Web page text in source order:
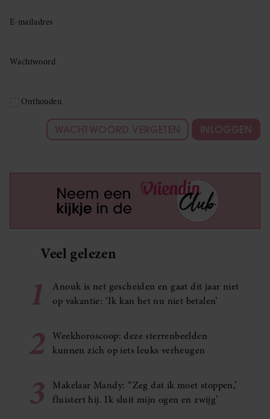
E-mailadres
Wachtwoord
Onthouden
WACHTWOORD VERGETEN INLOGGEN
Veel gelezen
1
Anouk is net gescheiden en gaat dit jaar niet
op vakantie: ‘Ik kan het nu niet betalen’
2
Weekhoroscoop: deze sterrenbeelden
kunnen zich op iets leuks verheugen
3
Makelaar Mandy: ‘‘Zeg dat ik moet stoppen,’
fluistert hij. Ik sluit mijn ogen en zwijg’